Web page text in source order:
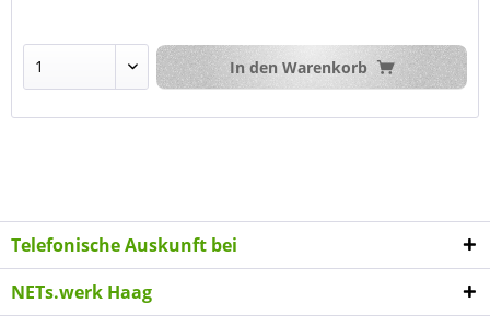
In den Warenkorb
Telefonische Auskunft bei
NETs.werk Haag